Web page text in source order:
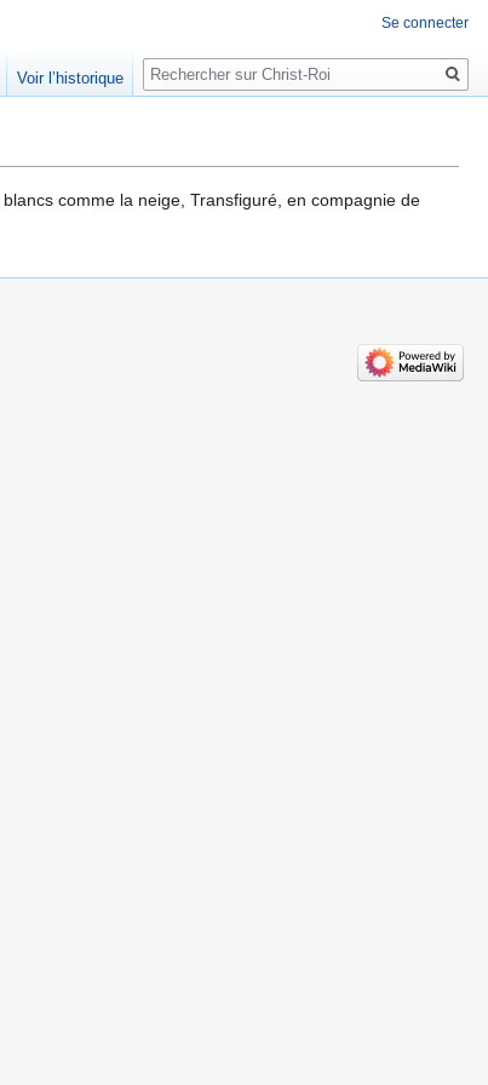
comme la neige, Transfiguré, en compagnie de
Se connecter
Voir l’historique
Rechercher